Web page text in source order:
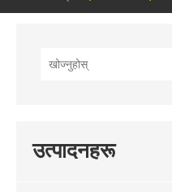
उत्पादनहरू